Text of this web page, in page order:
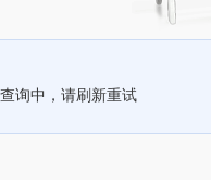
询中，请刷新重试